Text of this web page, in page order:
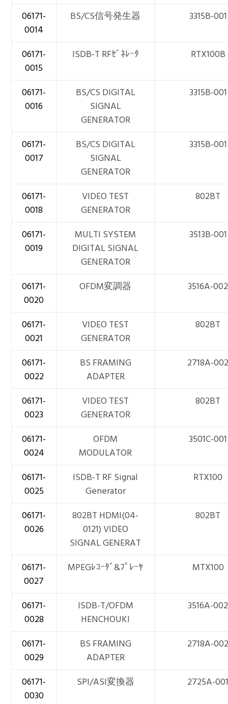
06171-
0014
BS/CS信号発生器 3315B-001
06171-
0015
ISDB-T RFｾﾞﾈﾚｰﾀ RTX100B
06171-
0016
BS/CS DIGITAL
SIGNAL
GENERATOR
3315B-001
06171-
0017
BS/CS DIGITAL
SIGNAL
GENERATOR
3315B-001
06171-
0018
VIDEO TEST
GENERATOR
802BT
06171-
0019
MULTI SYSTEM
DIGITAL SIGNAL
GENERATOR
3513B-001
06171-
0020
OFDM変調器 3516A-002
06171-
0021
VIDEO TEST
GENERATOR
802BT
06171-
0022
BS FRAMING
ADAPTER
2718A-
06171-
0023
VIDEO TEST
GENERATOR
802BT
06171-
0024
OFDM
MODULATOR
3501C-001
06171-
0025
ISDB-T RF Signal
Generator
RTX100
06171-
0026
802BT HDMI(04-
0121) VIDEO
SIGNAL GENERAT
802BT
06171-
0027
MPEGﾚｺｰﾀﾞ&ﾌﾟﾚｰﾔ MTX100
06171-
0028
ISDB-T/OFDM
HENCHOUKI
3516A-002
06171-
0029
BS FRAMING
ADAPTER
2718A-
06171-
0030
SPI/ASI変換器 2725A-